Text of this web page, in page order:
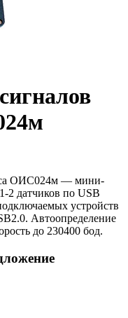
ОИС024м — мини-
2 датчиков по USB
устройств
Автоопределение
до 230400 бод.